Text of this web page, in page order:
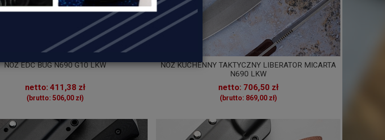
NÓŻ EDC BUG N690 G10 LKW
netto: 411,38 zł
(brutto: 506,00 zł)
NÓŻ KUCHENNY TAKTYCZNY LIBERATOR MICARTA
N690 LKW
netto: 706,50 zł
(brutto: 869,00 zł)